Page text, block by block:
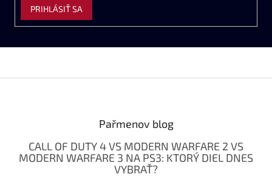
PRIHLÁSIŤ SA
Pařmenov blog
CALL OF DUTY 4 VS MODERN WARFARE 2 VS
MODERN WARFARE 3 NA PS3: KTORÝ DIEL DNES
VYBRAŤ?